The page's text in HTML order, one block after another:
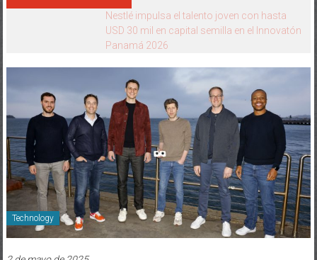
Cómo transferir tus datos de un dispositivo
iOS a uno Galaxy usando Smart Switch
Technology